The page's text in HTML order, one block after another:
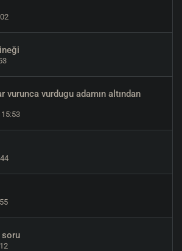
vurunca vurdugu adamın altından
soru